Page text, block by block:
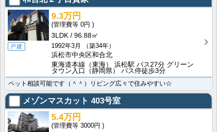
戸建
9.3万円
0円
3LDK
96.88㎡
1992年3月
（築34年）
浜松市中央区和合北
東海道本線（東海） 浜松駅 バス27分 グリーン
タウン入口（静岡県） バス停徒歩3分
ペット相談可能です（＾＾）リビング広々で住みやすい☆
メゾンマスカット 403号室
5.4万円
3000円